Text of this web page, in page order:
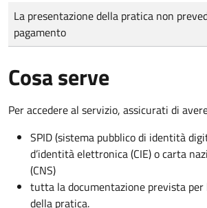
Tipo di pagamento
Importo
La presentazione della pratica non
pagamento
Cosa serve
Per accedere al servizio, assicurati di
SPID (sistema pubblico di identità
d’identità elettronica (CIE) o carta
(CNS)
tutta la documentazione prevista per
della pratica.